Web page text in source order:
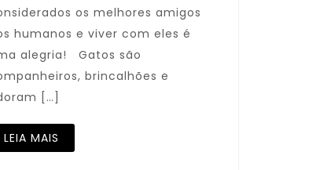
os melhores amigos
humanos e viver com eles é
alegria! Gatos são
brincalhões e
[…]
LEIA MAIS